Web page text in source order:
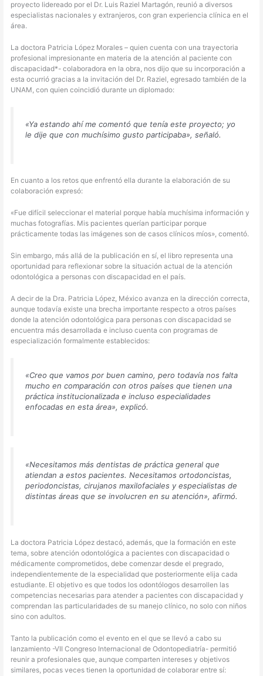
proyecto lidereado por el Dr. Luis Raziel Martagón, reunió a diversos
especialistas nacionales y extranjeros, con gran experiencia clínica en el
área.
La doctora Patricia López Morales – quien cuenta con una trayectoria
profesional impresionante en materia de la atención al paciente con
discapacidad*- colaboradora en la obra, nos dijo que su incorporación a
esta ocurrió gracias a la invitación del Dr. Raziel, egresado también de la
UNAM, con quien coincidió durante un diplomado:
«Ya estando ahí me comentó que tenía este proyecto; yo
le dije que con muchísimo gusto participaba», señaló.
En cuanto a los retos que enfrentó ella durante la elaboración de su
colaboración expresó:
«Fue difícil seleccionar el material porque había muchísima información y
muchas fotografías. Mis pacientes querían participar porque
prácticamente todas las imágenes son de casos clínicos míos», comentó.
Sin embargo, más allá de la publicación en sí, el libro representa una
oportunidad para reflexionar sobre la situación actual de la atención
odontológica a personas con discapacidad en el país.
A decir de la Dra. Patricia López, México avanza en la dirección correcta,
aunque todavía existe una brecha importante respecto a otros países
donde la atención odontológica para personas con discapacidad se
encuentra más desarrollada e incluso cuenta con programas de
especialización formalmente establecidos:
«Creo que vamos por buen camino, pero todavía nos falta
mucho en comparación con otros países que tienen una
práctica institucionalizada e incluso especialidades
enfocadas en esta área», explicó.
«Necesitamos más dentistas de práctica general que
atiendan a estos pacientes. Necesitamos ortodoncistas,
periodoncistas, cirujanos maxilofaciales y especialistas de
distintas áreas que se involucren en su atención», afirmó.
La doctora Patricia López destacó, además, que la formación en este
tema, sobre atención odontológica a pacientes con discapacidad o
médicamente comprometidos, debe comenzar desde el pregrado,
independientemente de la especialidad que posteriormente elija cada
estudiante. El objetivo es que todos los odontólogos desarrollen las
competencias necesarias para atender a pacientes con discapacidad y
comprendan las particularidades de su manejo clínico, no solo con niños
sino con adultos.
Tanto la publicación como el evento en el que se llevó a cabo su
lanzamiento -VII Congreso Internacional de Odontopediatría- permitió
reunir a profesionales que, aunque comparten intereses y objetivos
similares, pocas veces tienen la oportunidad de colaborar entre sí: